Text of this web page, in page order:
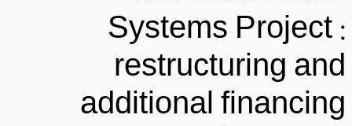
Systems
restructuring
additional